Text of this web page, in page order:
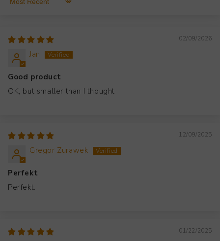
Sort by
02/09/2026
Jan
Good product
OK, but smaller than I thought
12/09/2025
Gregor Zurawek
Perfekt
Perfekt.
01/22/2025